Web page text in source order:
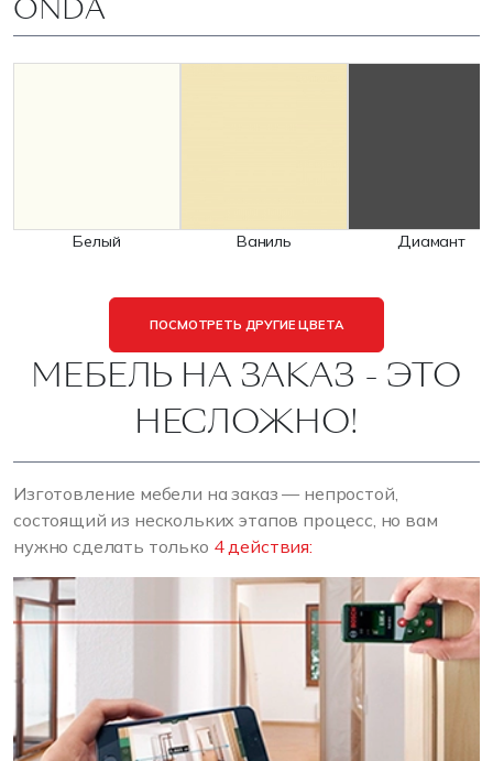
ONDA
Белый Ваниль Диамант
ПОСМОТРЕТЬ ДРУГИЕ ЦВЕТА
МЕБЕЛЬ НА ЗАКАЗ - ЭТО
НЕСЛОЖНО!
Изготовление мебели на заказ — непростой,
состоящий из нескольких этапов процесс, но вам
нужно сделать только 4 действия: